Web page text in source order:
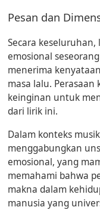
Pesan dan
Secara
emosional
menerima
masa lalu.
keinginan untuk
dari lirik ini.
Dalam konteks
menggabungkan
emosional, yang
memahami bahwa
makna dalam
manusia yang